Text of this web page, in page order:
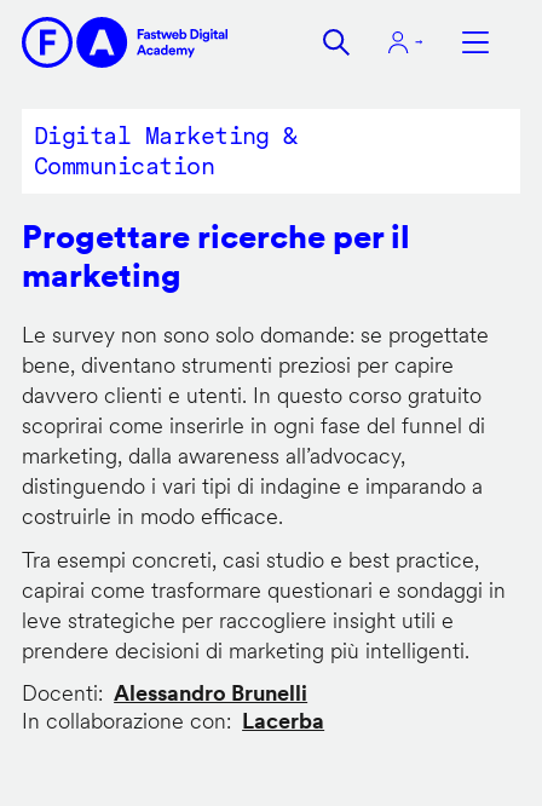
contenuto
Digital Marketing &
Communication
Progettare ricerche per il
marketing
Le survey non sono solo domande: se progettate
bene, diventano strumenti preziosi per capire
davvero clienti e utenti. In questo corso gratuito
scoprirai come inserirle in ogni fase del funnel di
marketing, dalla awareness all’advocacy,
distinguendo i vari tipi di indagine e imparando a
costruirle in modo efficace.
Tra esempi concreti, casi studio e best practice,
capirai come trasformare questionari e sondaggi in
leve strategiche per raccogliere insight utili e
prendere decisioni di marketing più intelligenti.
Docenti
Alessandro Brunelli
In collaborazione con
Lacerba